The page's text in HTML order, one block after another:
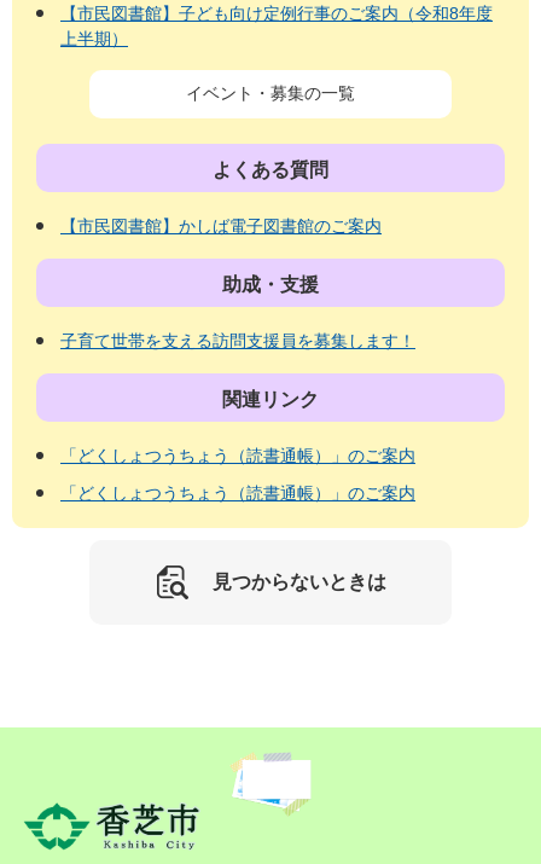
【市民図書館】子ども向け定例行事のご案内（令和8年度
上半期）
イベント・募集の一覧
よくある質問
【市民図書館】かしば電子図書館のご案内
助成・支援
子育て世帯を支える訪問支援員を募集します！
関連リンク
「どくしょつうちょう（読書通帳）」のご案内
「どくしょつうちょう（読書通帳）」のご案内
見つからないときは